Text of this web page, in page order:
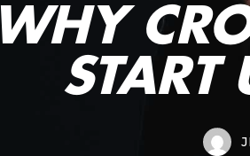
WHY
START